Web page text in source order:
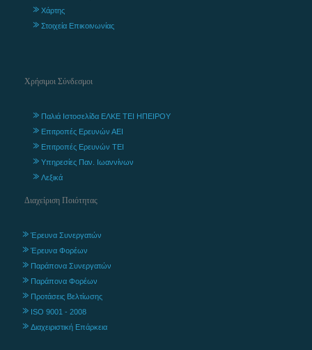
Χάρτης
Στοιχεία Επικοινωνίας
Χρήσιμοι Σύνδεσμοι
Παλιά Ιστοσελίδα ΕΛΚΕ ΤΕΙ ΗΠΕΙΡΟΥ
Επιτροπές Ερευνών ΑΕΙ
Επιτροπές Ερευνών ΤΕΙ
Υπηρεσίες Παν. Ιωαννίνων
Λεξικά
Διαχείριση Ποιότητας
Έρευνα Συνεργατών
Έρευνα Φορέων
Παράπονα Συνεργατών
Παράπονα Φορέων
Προτάσεις Βελτίωσης
ISO 9001 - 2008
Διαχειριστική Επάρκεια